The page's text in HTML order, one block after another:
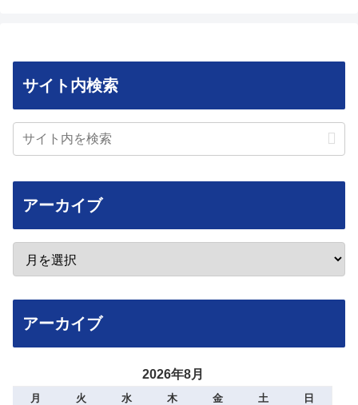
サイト内検索
アーカイブ
アーカイブ
2026年8月
月 火 水 木 金 土
日